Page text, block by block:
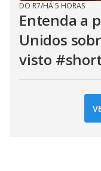
DO R7/HÁ 5 HORAS
Entenda a
Unidos
visto